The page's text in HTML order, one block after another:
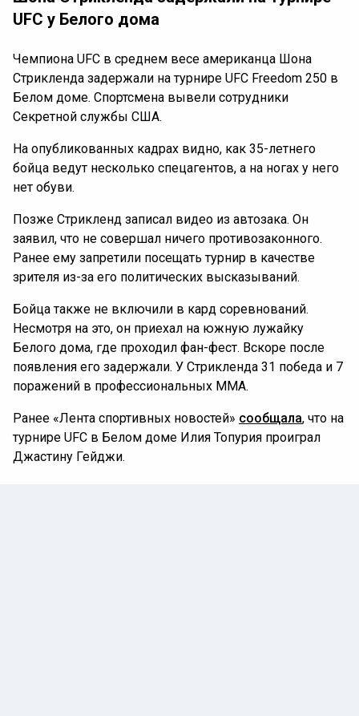
UFC у Белого дома
Чемпиона UFC в среднем весе американца Шона
Стрикленда задержали на турнире UFC Freedom 250 в
Белом доме. Спортсмена вывели сотрудники
Секретной службы США.
На опубликованных кадрах видно, как 35-летнего
бойца ведут несколько спецагентов, а на ногах у него
нет обуви.
Позже Стрикленд записал видео из автозака. Он
заявил, что не совершал ничего противозаконного.
Ранее ему запретили посещать турнир в качестве
зрителя из-за его политических высказываний.
Бойца также не включили в кард соревнований.
Несмотря на это, он приехал на южную лужайку
Белого дома, где проходил фан-фест. Вскоре после
появления его задержали. У Стрикленда 31 победа и 7
поражений в профессиональных ММА.
Ранее «Лента спортивных новостей» сообщала, что на
турнире UFC в Белом доме Илия Топурия проиграл
Джастину Гейджи.